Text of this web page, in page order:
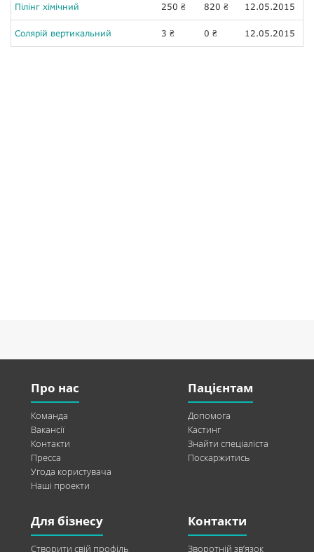
Пілінг хімічний 250 ₴ 820 ₴ 12.05.2015
Солярій вертикальний 3 ₴ 0 ₴ 12.05.2015
Про нас
Команда
Вакансії
Контакти
Пресса
Угода користувача
Наші проекти
Пацієнтам
Допомога
Кастинг
Знайти спеціаліста
Поскаржитись
Для бізнесу
Створити свій профіль
Контакти
Зворотній зв’язок